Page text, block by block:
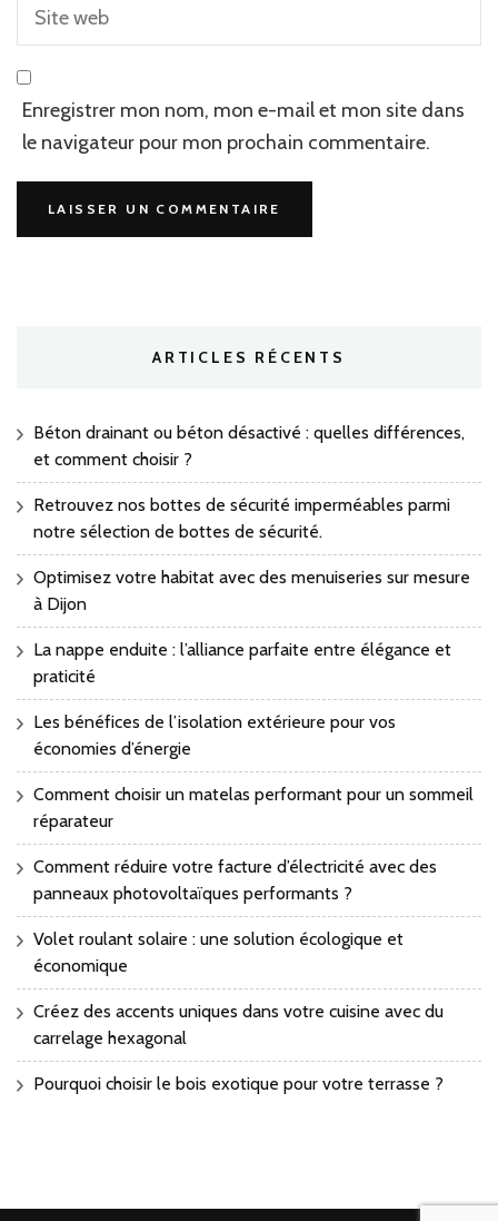
Enregistrer mon nom, mon e-mail et mon site dans
le navigateur pour mon prochain commentaire.
ARTICLES RÉCENTS
Béton drainant ou béton désactivé : quelles différences,
et comment choisir ?
Retrouvez nos bottes de sécurité imperméables parmi
notre sélection de bottes de sécurité.
Optimisez votre habitat avec des menuiseries sur mesure
à Dijon
La nappe enduite : l’alliance parfaite entre élégance et
praticité
Les bénéfices de l’isolation extérieure pour vos
économies d’énergie
Comment choisir un matelas performant pour un sommeil
réparateur
Comment réduire votre facture d’électricité avec des
panneaux photovoltaïques performants ?
Volet roulant solaire : une solution écologique et
économique
Créez des accents uniques dans votre cuisine avec du
carrelage hexagonal
Pourquoi choisir le bois exotique pour votre terrasse ?